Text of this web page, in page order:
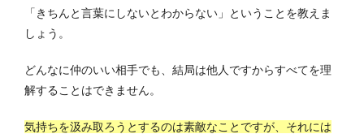
「きちんと言葉にしないとわからない」ということを教えま
しょう。
どんなに仲のいい相手でも、結局は他人ですからすべてを理
解することはできません。
気持ちを汲み取ろうとするのは素敵なことですが、それには